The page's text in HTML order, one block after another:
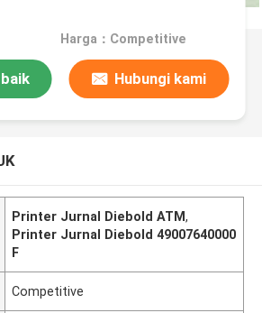
Harga：Competitive
Hubungi kami
Printer Jurnal Diebold ATM,
Printer Jurnal Diebold 49007640000
F
Competitive